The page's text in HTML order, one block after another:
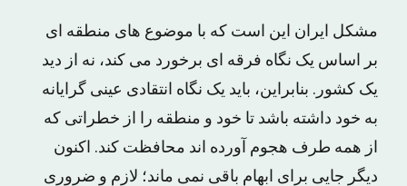
مشکل ایران این است که با موضوع های منطقه ای
بر اساس یک نگاه فرقه ای برخورد می کند، نه از دید
یک کشور. بنابراین، باید یک نگاه انتقادی عینی گرایانه
به خود داشته باشد تا خود و منطقه را از خطراتی که
از همه طرف هجوم آورده اند محافظت کند. اکنون
دیگر جایی برای ابهام باقی نمی ماند؛ لازم و ضروری